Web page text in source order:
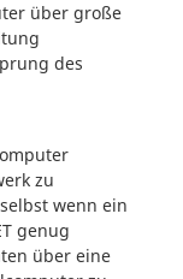
über große
des
zu
wenn ein
genug
über eine